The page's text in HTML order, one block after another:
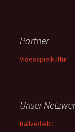
Partner
Videospielkultur
Unser
Ballverliebt